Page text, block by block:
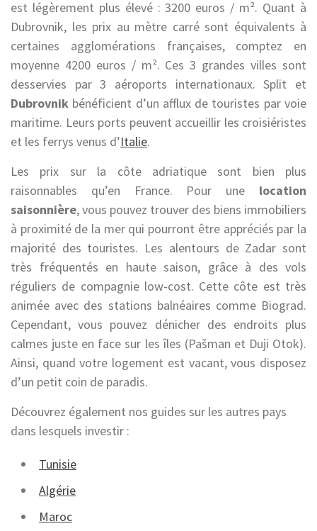
est légèrement plus élevé : 3200 euros / m². Quant à
Dubrovnik, les prix au mètre carré sont équivalents à
certaines agglomérations françaises, comptez en
moyenne 4200 euros / m². Ces 3 grandes villes sont
desservies par 3 aéroports internationaux. Split et
Dubrovnik bénéficient d’un afflux de touristes par voie
maritime. Leurs ports peuvent accueillir les croisiéristes
et les ferrys venus d’Italie.
Les prix sur la côte adriatique sont bien plus
raisonnables qu’en France. Pour une location
saisonnière, vous pouvez trouver des biens immobiliers
à proximité de la mer qui pourront être appréciés par la
majorité des touristes. Les alentours de Zadar sont
très fréquentés en haute saison, grâce à des vols
réguliers de compagnie low-cost. Cette côte est très
animée avec des stations balnéaires comme Biograd.
Cependant, vous pouvez dénicher des endroits plus
calmes juste en face sur les îles (Pašman et Duji Otok).
Ainsi, quand votre logement est vacant, vous disposez
d’un petit coin de paradis.
Découvrez également nos guides sur les autres pays
dans lesquels investir :
Tunisie
Algérie
Maroc